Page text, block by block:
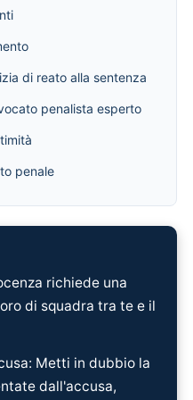
di reato alla sentenza
penalista esperto
penale
richiede una
di squadra tra te e il
Metti in dubbio la
dall'accusa,